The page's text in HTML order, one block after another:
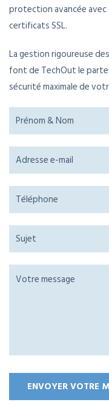
protection avancée
certificats SSL.
La gestion rigoureuse
font de TechOut le
sécurité maximale de